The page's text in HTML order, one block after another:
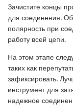
Зачистите концы
для соединения.
полярность при
работу всей цепи.
На этом этапе
таких как
зафиксировать.
инструмент для
надежное